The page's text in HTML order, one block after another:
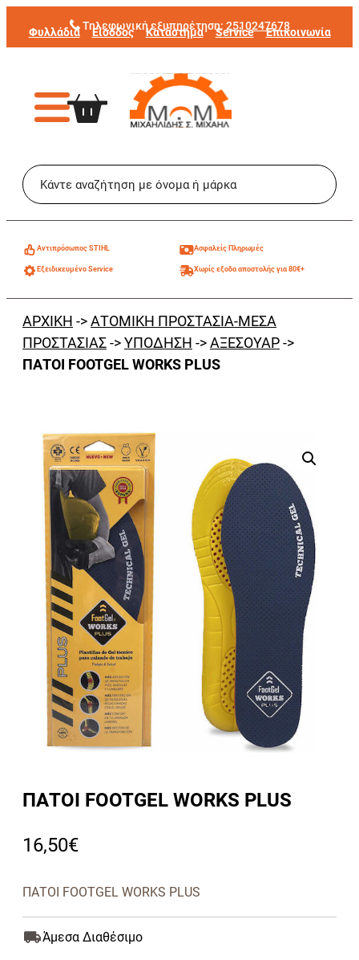
Μετάβαση
στο
Τηλεφωνική εξυπηρέτηση: 2510247678
Φυλλάδια Είσοδος Κατάστημα Service Επικοινωνία
Aντιπρόσωπος STIHL Ασφαλείς Πληρωμές
Εξειδικευμένο Service Χωρίς εξοδα αποστολής για 80€+
ΑΡΧΙΚΗ ->ΑΤΟΜΙΚΗ ΠΡΟΣΤΑΣΙΑ-ΜΕΣΑ
ΠΡΟΣΤΑΣΙΑΣ->ΥΠΟΔΗΣΗ ->ΑΞΕΣΟΥΑΡ->
ΠΑΤΟΙ FOOTGEL WORKS PLUS
ΠΑΤΟΙ FOOTGEL WORKS PLUS
16,50€
ΠΑΤΟΙ FOOTGEL WORKS PLUS
Άμεσα Διαθέσιμο